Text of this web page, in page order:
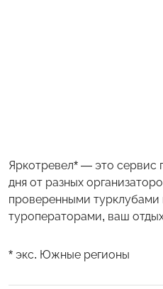
Яркотревел* — это сервис
дня от разных
проверенными
туроператорами, ваш
* экс. Южные регионы